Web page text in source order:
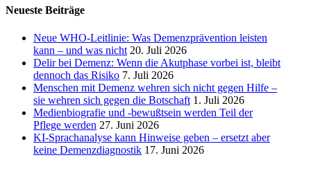
Neueste Beiträge
Neue WHO-Leitlinie: Was Demenzprävention leisten
kann – und was nicht 20. Juli 2026
Delir bei Demenz: Wenn die Akutphase vorbei ist, bleibt
dennoch das Risiko 7. Juli 2026
Menschen mit Demenz wehren sich nicht gegen Hilfe –
sie wehren sich gegen die Botschaft 1. Juli 2026
Medienbiografie und -bewußtsein werden Teil der
Pflege werden 27. Juni 2026
KI-Sprachanalyse kann Hinweise geben – ersetzt aber
keine Demenzdiagnostik 17. Juni 2026